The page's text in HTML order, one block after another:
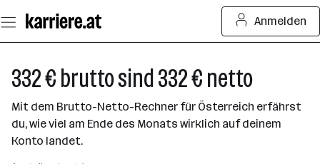
Seiteninhalt
springen
Anmelden
332 € brutto sind 332 € netto
Mit dem Brutto-Netto-Rechner für Österreich erfährst
du, wie viel am Ende des Monats wirklich auf deinem
Konto landet.